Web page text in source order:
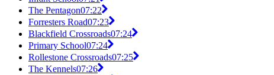
The Pentagon07:22
Forresters Road07:23
Blackfield Crossroads07:24
Primary School07:24
Rollestone Crossroads07:25
The Kennels07:26